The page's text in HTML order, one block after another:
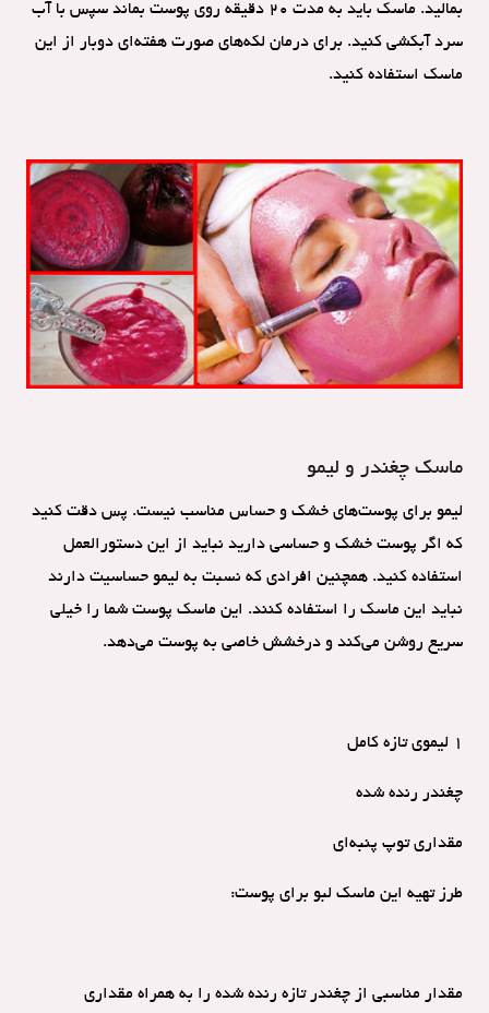
بمالید. ماسک باید به مدت ۲۰ دقیقه روی پوست بماند سپس با آب
سرد آبکشی کنید. برای درمان لکه‌های صورت هفته‌ای دوبار از این
ماسک استفاده کنید.
ماسک چغندر و لیمو
لیمو برای پوست‌های خشک و حساس مناسب نیست. پس دقت کنید
که اگر پوست خشک و حساسی دارید نباید از این دستورالعمل
استفاده کنید. همچنین افرادی که نسبت به لیمو حساسیت دارند
نباید این ماسک را استفاده کنند. این ماسک پوست شما را خیلی
سریع روشن می‌کند و درخشش خاصی به پوست می‌دهد.
1 لیموی تازه کامل
چغندر رنده شده
مقداری توپ پنبه‌ای
طرز تهیه این ماسک لبو برای پوست:
مقدار مناسبی از چغندر تازه رنده شده را به همراه مقداری